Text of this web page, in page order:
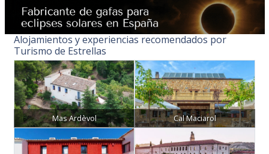
Alojamientos y experiencias recomendados por
Turismo de Estrellas
Mas Ardèvol Cal Maciarol